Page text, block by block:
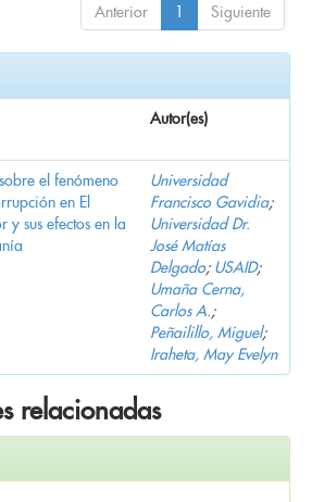
Anterior 1 Siguiente
Autor(es)
el fenómeno
en El
y sus efectos en la
Universidad
Francisco Gavidia;
Universidad Dr.
José Matías
Delgado; USAID;
Umaña Cerna,
Carlos A.;
Peñailillo, Miguel;
Iraheta, May Evelyn
relacionadas